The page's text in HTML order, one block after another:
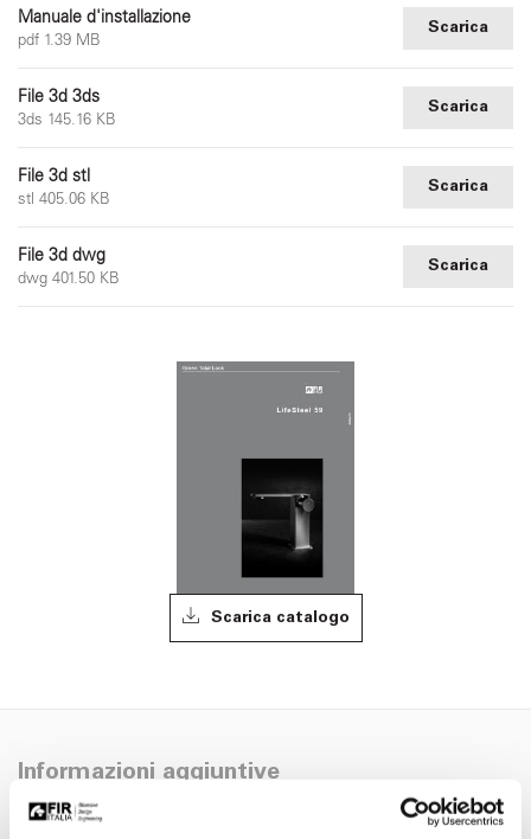
Manuale d'installazione
pdf 1.39 MB
Scarica
File 3d 3ds
3ds 145.16 KB
Scarica
File 3d stl
stl 405.06 KB
Scarica
File 3d dwg
dwg 401.50 KB
Scarica
Scarica catalogo
Informazioni aggiuntive